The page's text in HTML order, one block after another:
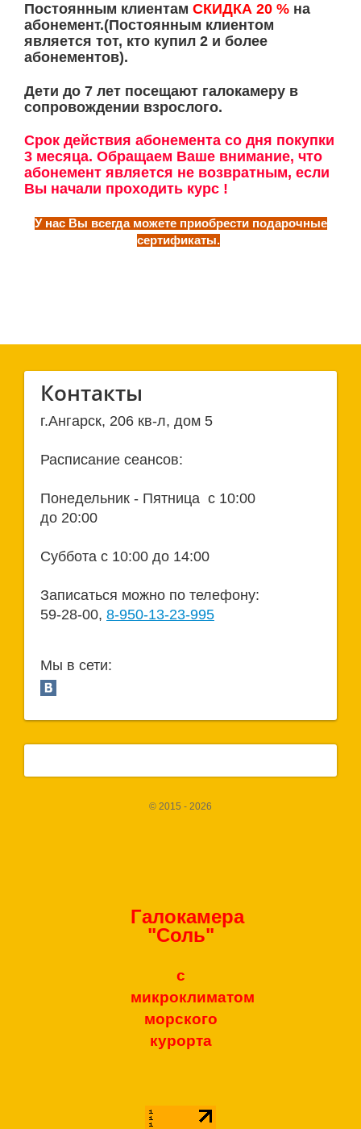
Постоянным клиентам СКИДКА 20 % на
абонемент.(Постоянным клиентом
является тот, кто купил 2 и более
абонементов).
Дети до 7 лет посещают галокамеру в
сопровождении взрослого.
Срок действия абонемента со дня покупки
3 месяца. Обращаем Ваше внимание, что
абонемент является не возвратным, если
Вы начали проходить курс !
У нас Вы всегда можете приобрести подарочные
сертификаты.
Контакты
г.Ангарск, 206 кв-л, дом 5
Расписание сеансов:
Понедельник - Пятница с 10:00
до 20:00
Суббота с 10:00 до 14:00
Записаться можно по телефону:
59-28-00, 8-950-13-23-995
Мы в сети:
© 2015 - 2026
Галокамера
"Соль"
с
микроклиматом
морского
курорта